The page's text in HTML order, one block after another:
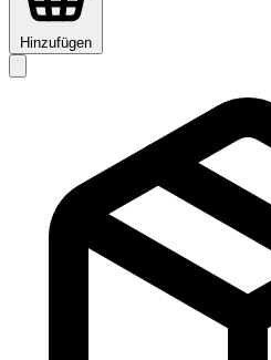
Hinzufügen